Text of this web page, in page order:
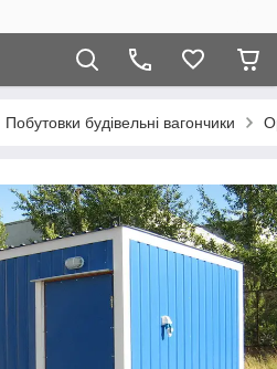
Побутовки будівельні вагончики